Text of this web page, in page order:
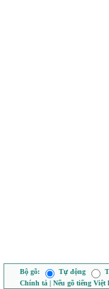
Bộ gõ: Tự động
Chính tả | Nếu gõ tiếng Việt